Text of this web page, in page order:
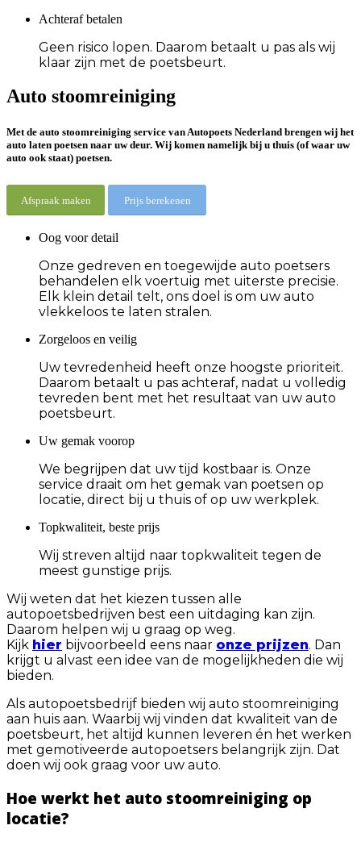
Achteraf betalen
Geen risico lopen. Daarom betaalt u pas als wij
klaar zijn met de poetsbeurt.
Auto stoomreiniging
Met de auto stoomreiniging service van Autopoets Nederland brengen wij het
auto laten poetsen naar uw deur. Wij komen namelijk bij u thuis (of waar uw
auto ook staat) poetsen.
Afspraak maken Prijs berekenen
Oog voor detail
Onze gedreven en toegewijde auto poetsers
behandelen elk voertuig met uiterste precisie.
Elk klein detail telt, ons doel is om uw auto
vlekkeloos te laten stralen.
Zorgeloos en veilig
Uw tevredenheid heeft onze hoogste prioriteit.
Daarom betaalt u pas achteraf, nadat u volledig
tevreden bent met het resultaat van uw auto
poetsbeurt.
Uw gemak voorop
We begrijpen dat uw tijd kostbaar is. Onze
service draait om het gemak van poetsen op
locatie, direct bij u thuis of op uw werkplek.
Topkwaliteit, beste prijs
Wij streven altijd naar topkwaliteit tegen de
meest gunstige prijs.
Wij weten dat het kiezen tussen alle
autopoetsbedrijven best een uitdaging kan zijn.
Daarom helpen wij u graag op weg.
Kijk hier bijvoorbeeld eens naar onze prijzen. Dan
krijgt u alvast een idee van de mogelijkheden die wij
bieden.
Als autopoetsbedrijf bieden wij auto stoomreiniging
aan huis aan. Waarbij wij vinden dat kwaliteit van de
poetsbeurt, het altijd kunnen leveren én het werken
met gemotiveerde autopoetsers belangrijk zijn. Dat
doen wij ook graag voor uw auto.
Hoe werkt het auto stoomreiniging op
locatie?